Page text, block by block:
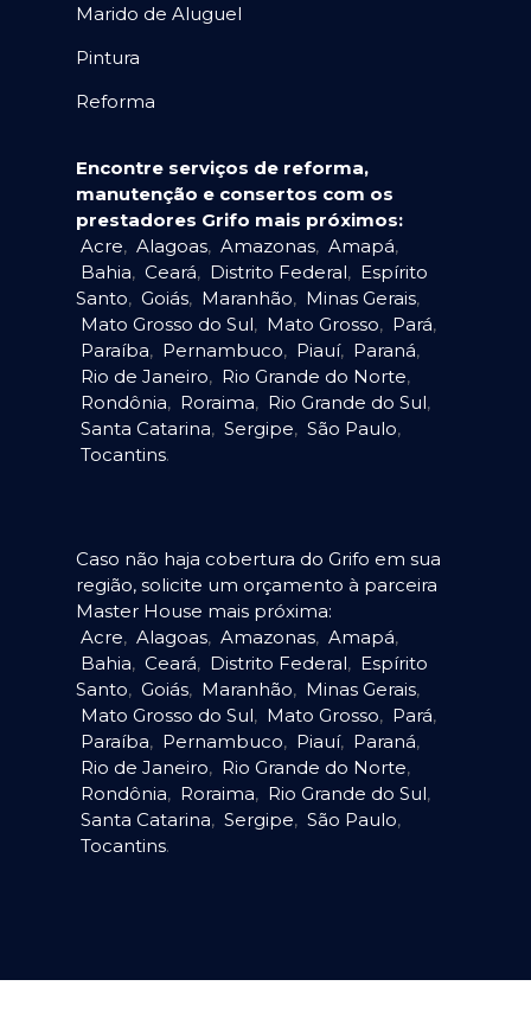
Marido de Aluguel
Pintura
Reforma
Encontre serviços de reforma,
manutenção e consertos com os
prestadores Grifo mais próximos:
Acre, Alagoas, Amazonas, Amapá,
Bahia, Ceará, Distrito Federal, Espírito
Santo, Goiás, Maranhão, Minas Gerais,
Mato Grosso do Sul, Mato Grosso, Pará,
Paraíba, Pernambuco, Piauí, Paraná,
Rio de Janeiro, Rio Grande do Norte,
Rondônia, Roraima, Rio Grande do Sul,
Santa Catarina, Sergipe, São Paulo,
Tocantins.
Caso não haja cobertura do Grifo em sua
região, solicite um orçamento à parceira
Master House mais próxima:
Acre, Alagoas, Amazonas, Amapá,
Bahia, Ceará, Distrito Federal, Espírito
Santo, Goiás, Maranhão, Minas Gerais,
Mato Grosso do Sul, Mato Grosso, Pará,
Paraíba, Pernambuco, Piauí, Paraná,
Rio de Janeiro, Rio Grande do Norte,
Rondônia, Roraima, Rio Grande do Sul,
Santa Catarina, Sergipe, São Paulo,
Tocantins.